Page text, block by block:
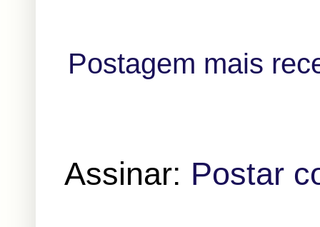
Postagem mais
Assinar: Postar